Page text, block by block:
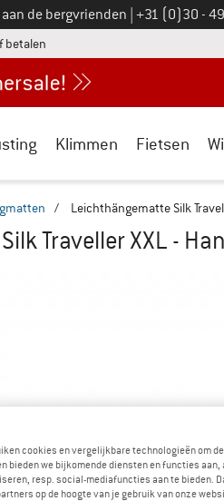
de bergvrienden Bel ons op
+31 (0)30 -
betalen vind de betalingsinformatie
Klimmen Fietsen
/ Leichthängematte Silk
Traveller XXL -
cookies en vergelijkbare technologieën om
bieden we bijkomende diensten en functies
resp. social-mediafuncties aan te bieden.
op de hoogte van je gebruik van onze